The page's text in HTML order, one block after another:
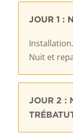
JOUR 1 :
Installation.
Nuit et
JOUR 2 :